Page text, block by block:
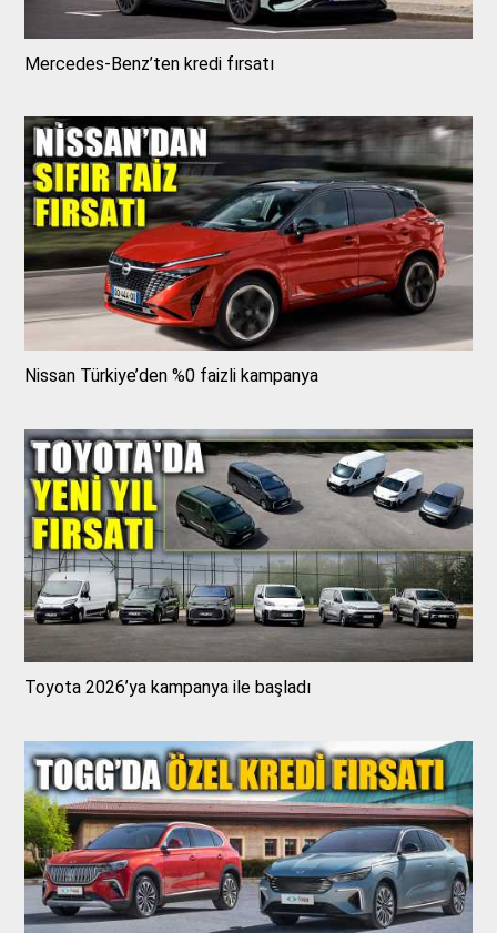
Mercedes-Benz’ten kredi fırsatı
Nissan Türkiye’den %0 faizli kampanya
Toyota 2026’ya kampanya ile başladı